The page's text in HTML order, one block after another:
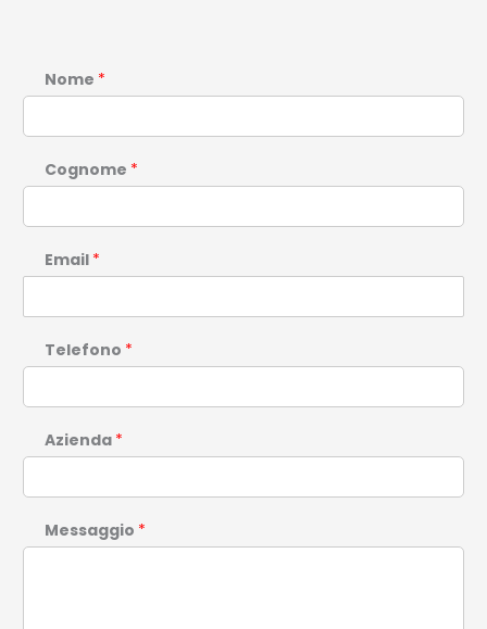
Nome *
Cognome *
Email *
Telefono *
Azienda *
Messaggio *